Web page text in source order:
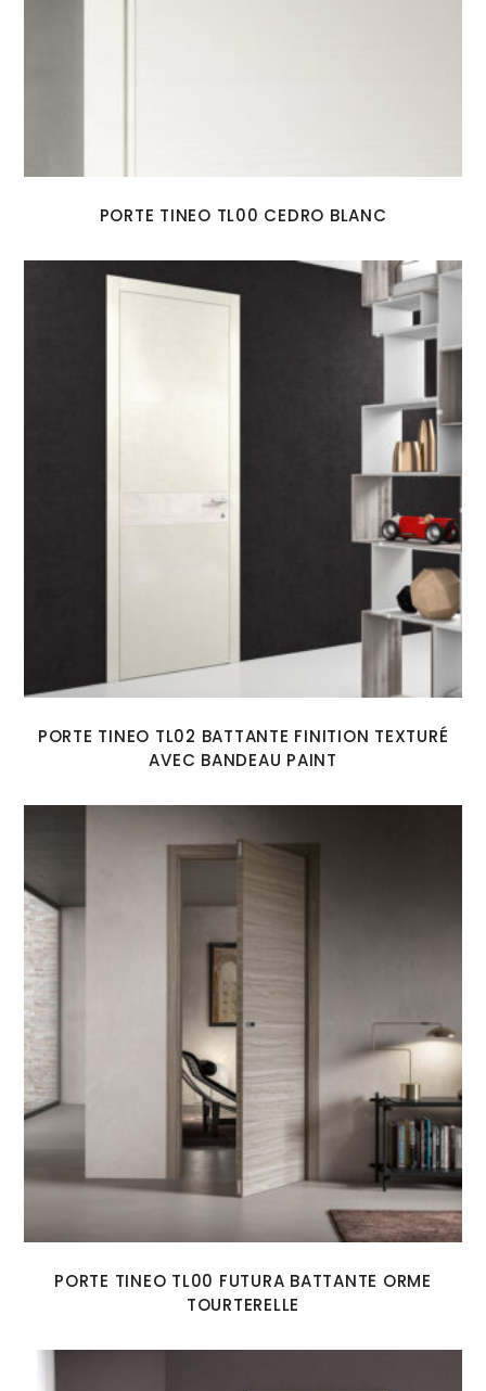
PORTE TINEO TL00 CEDRO BLANC
PORTE TINEO TL02 BATTANTE FINITION TEXTURÉ
AVEC BANDEAU PAINT
PORTE TINEO TL00 FUTURA BATTANTE ORME
TOURTERELLE